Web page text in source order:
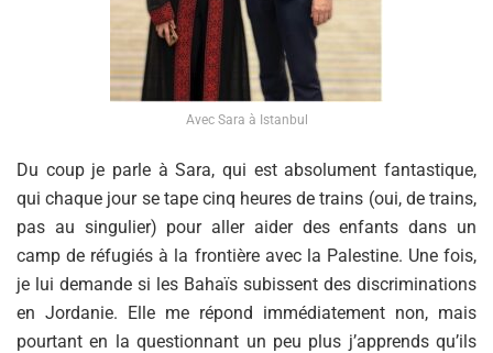
Avec Sara à Istanbul
Du coup je parle à Sara, qui est absolument fantastique,
qui chaque jour se tape cinq heures de trains (oui, de trains,
pas au singulier) pour aller aider des enfants dans un
camp de réfugiés à la frontière avec la Palestine. Une fois,
je lui demande si les Bahaïs subissent des discriminations
en Jordanie. Elle me répond immédiatement non, mais
pourtant en la questionnant un peu plus j’apprends qu’ils